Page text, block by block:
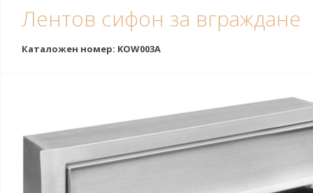
Лентов сифон за вграждане
Каталожен номер: KOW003A